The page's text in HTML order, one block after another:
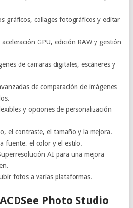
gráficos, collages fotográficos y editar
GPU, edición RAW y gestión
de cámaras digitales, escáneres y
de comparación de imágenes
y opciones de personalización
el contraste, el tamaño y la mejora.
fuente, el color y el estilo.
AI para una mejora
fotos a varias plataformas.
Photo Studio